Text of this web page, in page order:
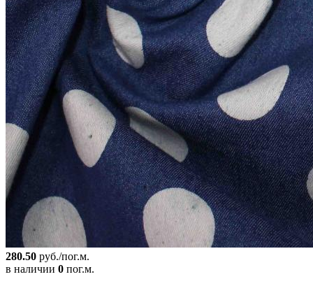
280.50 руб./пог.м.
в наличии 0 пог.м.